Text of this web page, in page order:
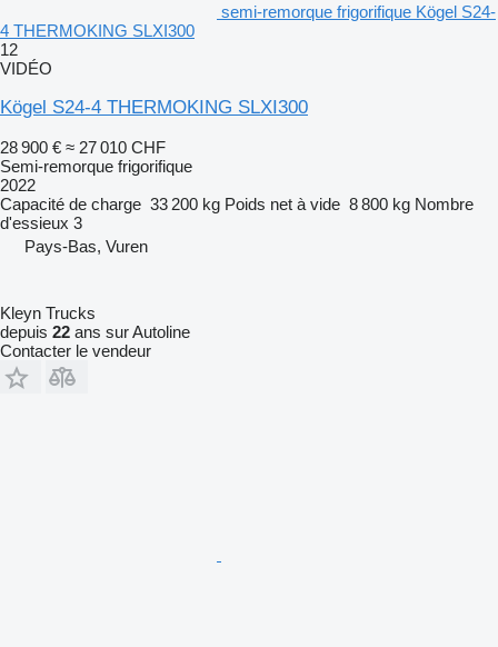
semi-remorque frigorifique Kögel S24-
4 THERMOKING SLXI300
12
VIDÉO
Kögel S24-4 THERMOKING SLXI300
28 900 € ≈ 27 010 CHF
Semi-remorque frigorifique
2022
Capacité de charge 33 200 kg Poids net à vide 8 800 kg Nombre
d'essieux 3
Pays-Bas, Vuren
Kleyn Trucks
depuis 22 ans sur Autoline
Contacter le vendeur